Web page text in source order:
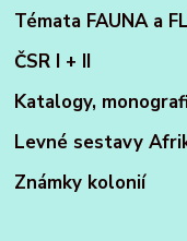
Témata FAUNA a
ČSR I + II
Katalogy,
Levné sestavy
Známky kolonií